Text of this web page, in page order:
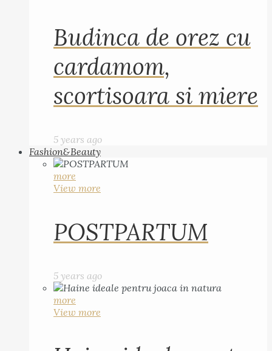
Budinca de orez cu
cardamom,
scortisoara si miere
5 years ago
Fashion&Beauty
more
View more
POSTPARTUM
5 years ago
more
View more